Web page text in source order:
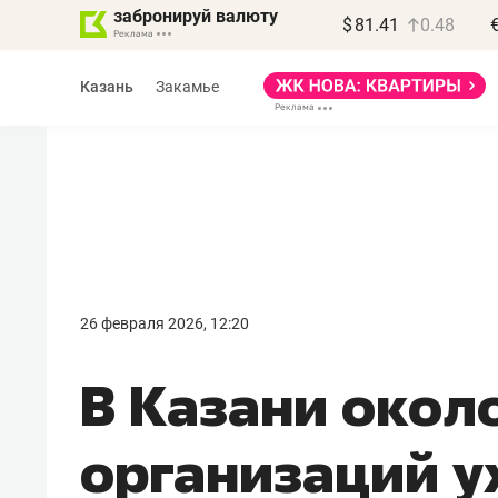
забронируй валюту $ 81.41 0.48
Казань Закамье
26 февраля 2026, 12:20
В Казани
организаций
правил, бизнес может
потерять минимум